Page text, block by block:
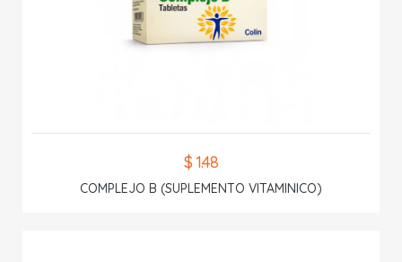
$ 1.48
COMPLEJO B (SUPLEMENTO VITAMINICO)